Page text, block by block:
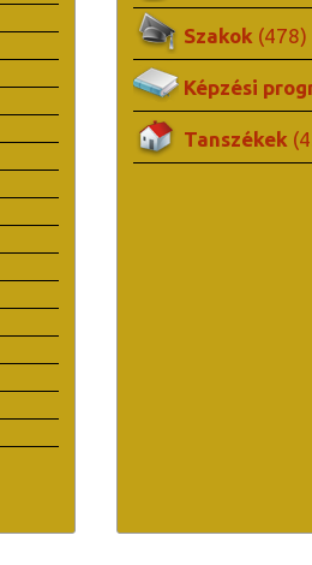
Szakok (478)
Képzési
Tanszékek